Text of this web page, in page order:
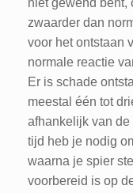
niet gewend bent,
zwaarder dan
voor het ontstaan
normale reactie
Er is schade
meestal één tot
afhankelijk van
tijd heb je nodig
waarna je spier
voorbereid is op